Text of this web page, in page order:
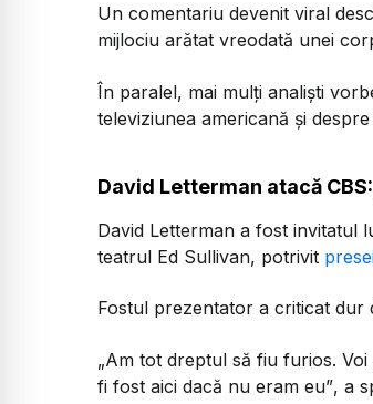
Un comentariu devenit viral
mijlociu arătat vreodată unei
În paralel, mai mulți analiști
televiziunea americană și
David Letterman atacă
David Letterman a fost invitatul
teatrul Ed Sullivan, potrivit
Fostul prezentator a criticat dur
„Am tot dreptul să fiu furios.
fi fost aici dacă nu eram eu”, a